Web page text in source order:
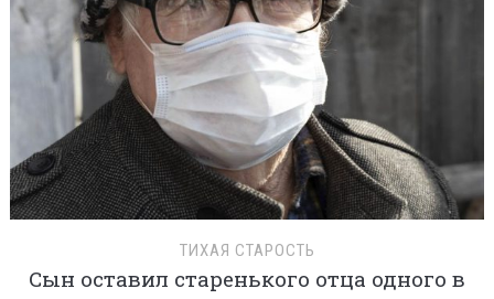
ТИХАЯ СТАРОСТЬ
Сын оставил старенького отца одного в